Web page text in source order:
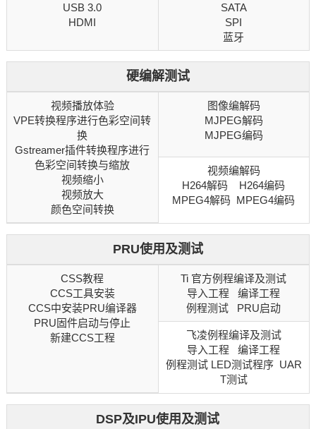
USB 3.0
HDMI
SATA
SPI
蓝牙
硬编解测试
视频播放体验
VPE转换程序进行色彩空间转
换
Gstreamer插件转换程序进行
色彩空间转换与缩放
视频缩小
视频放大
颜色空间转换
图像编解码
MJPEG解码
MJPEG编码
视频编解码
H264解码 H264编码
MPEG4解码 MPEG4编码
PRU使用及测试
CSS教程
CCS工具安装
CCS中安装PRU编译器
PRU固件启动与停止
新建CCS工程
Ti 官方例程编译及测试
导入工程 编译工程
例程测试 PRU启动
飞凌例程编译及测试
导入工程 编译工程
例程测试 LED测试程序 UAR
T测试
DSP及IPU使用及测试